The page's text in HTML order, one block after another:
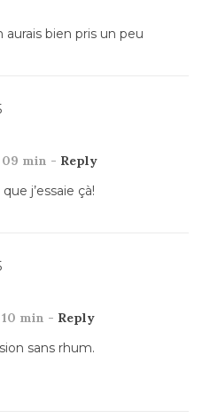
aurais bien pris un peu
min - Reply
j’essaie çà!
min - Reply
sans rhum.